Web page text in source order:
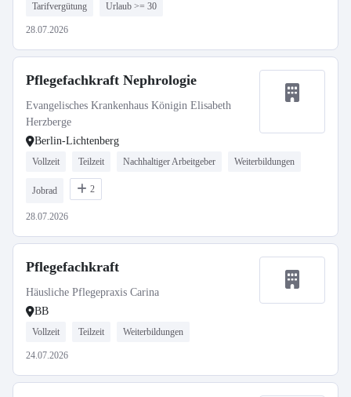
Tarifvergütung Urlaub >= 30
28.07.2026
Pflegefachkraft Nephrologie
Evangelisches Krankenhaus Königin Elisabeth
Herzberge
Berlin-Lichtenberg
Vollzeit Teilzeit Nachhaltiger Arbeitgeber Weiterbildungen
Jobrad 2
28.07.2026
Pflegefachkraft
Häusliche Pflegepraxis Carina
BB
Vollzeit Teilzeit Weiterbildungen
24.07.2026